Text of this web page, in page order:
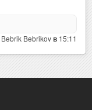
Bebrik Bebrikovв 15:11